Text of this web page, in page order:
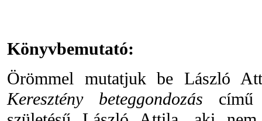
Könyvbemutató:
Örömmel mutatjuk be László
Keresztény beteggondozás című